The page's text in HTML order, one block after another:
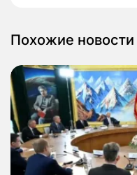
Похожие новости